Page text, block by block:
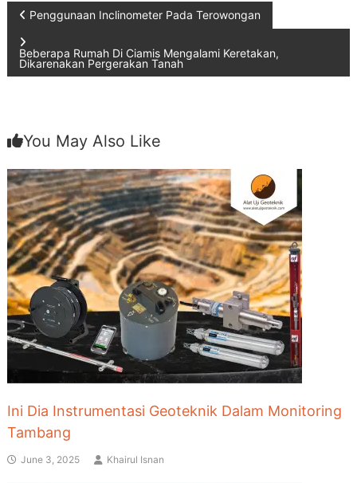
Post
navigation
Penggunaan Inclinometer Pada Terowongan
Beberapa Rumah Di Ciamis Mengalami Keretakan,
Dikarenakan Pergerakan Tanah
You May Also Like
Ini Dia Instrumentasi Geoteknik Dalam Monitoring
Tambang
June 3, 2025 Khairul Isnan